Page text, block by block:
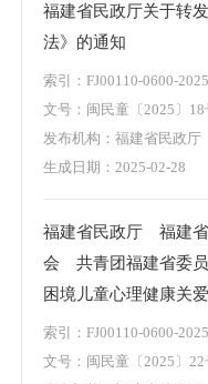
福建省民政厅关于转
法》的通知
索引： FJ00110-0600-
文号： 闽民童〔2025〕18
发布机构： 福建省民政厅
生成日期： 2025-02-28
福建省民政厅 福建
会 共青团福建省委
困境儿童心理健康关
索引： FJ00110-0600-
文号： 闽民童〔2025〕22